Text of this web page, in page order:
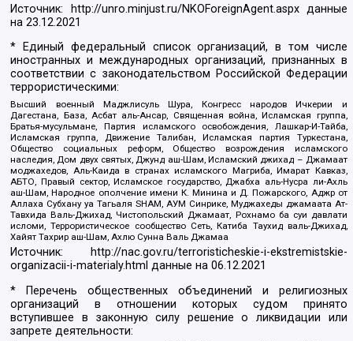
Источник: http://unro.minjust.ru/NKOForeignAgent.aspxданные
на23.12.2021
* Единый федеральный список организаций, в том числе
иностранных и международных организаций, признанных в
соответствии с законодательством Российской Федерации
террористическими:
Высший военный Маджлисуль Шура, Конгресс народов Ичкерии и
Дагестана, База, Асбат аль-Ансар, Священная война, Исламская группа,
Братья-мусульмане, Партия исламского освобождения, Лашкар-И-Тайба,
Исламская группа, Движение Талибан, Исламская партия Туркестана,
Общество социальных реформ, Общество возрождения исламского
наследия, Дом двух святых, Джунд аш-Шам, Исламский джихад – Джамаат
моджахедов, Аль-Каида в странах исламского Магриба, Имарат Кавказ,
АБТО, Правый сектор, Исламское государство, Джабха аль-Нусра ли-Ахль
аш-Шам, Народное ополчение имени К. Минина и Д. Пожарского, Аджр от
Аллаха Субхану уа Тагьаля SHAM, АУМ Синрике, Муджахеды джамаата Ат-
Тавхида Валь-Джихад, Чистопольский Джамаат, Рохнамо ба суи давлати
исломи, Террористическое сообщество Сеть, Катиба Таухид валь-Джихад,
Хайят Тахрир аш-Шам, Ахлю Сунна Валь Джамаа
Источник:
http://nac.gov.ru/terroristicheskie-i-ekstremistskie-
organizacii-i-materialy.html данные на06.12.2021
* Перечень общественных объединений и религиозных
организаций в отношении которых судом принято
вступившее в законную силу решение о ликвидации или
запрете деятельности: